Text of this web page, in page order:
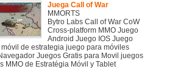
Juega Call of War
MMORTS
Bytro Labs Call of War CoW
Cross-platform MMO Juego
Android Juego IOS Juego
de estrategia juego para móviles
Juegos Gratis para Movil juegos
MMO de Estratégia Móvil y Tablet